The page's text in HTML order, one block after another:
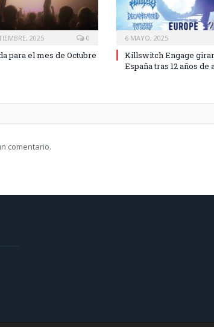
2025 0
para el mes de Octubre
6 MAYO, 2025
Killswitch Engage
España tras 12 años de
comentario.